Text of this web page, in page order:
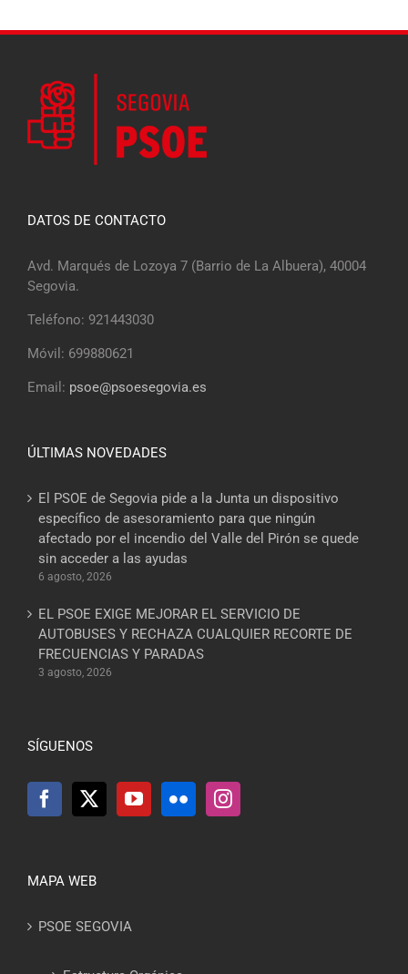
DATOS DE CONTACTO
Avd. Marqués de Lozoya 7 (Barrio de La Albuera), 40004
Segovia.
Teléfono: 921443030
Móvil: 699880621
Email: psoe@psoesegovia.es
ÚLTIMAS NOVEDADES
El PSOE de Segovia pide a la Junta un dispositivo
específico de asesoramiento para que ningún
afectado por el incendio del Valle del Pirón se quede
sin acceder a las ayudas
6 agosto, 2026
EL PSOE EXIGE MEJORAR EL SERVICIO DE
AUTOBUSES Y RECHAZA CUALQUIER RECORTE DE
FRECUENCIAS Y PARADAS
3 agosto, 2026
SÍGUENOS
MAPA WEB
PSOE SEGOVIA